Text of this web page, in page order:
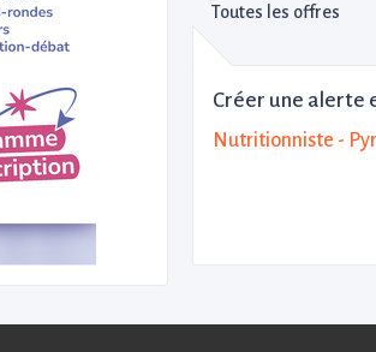
Toutes les offres
Créer une alerte
Nutritionniste -